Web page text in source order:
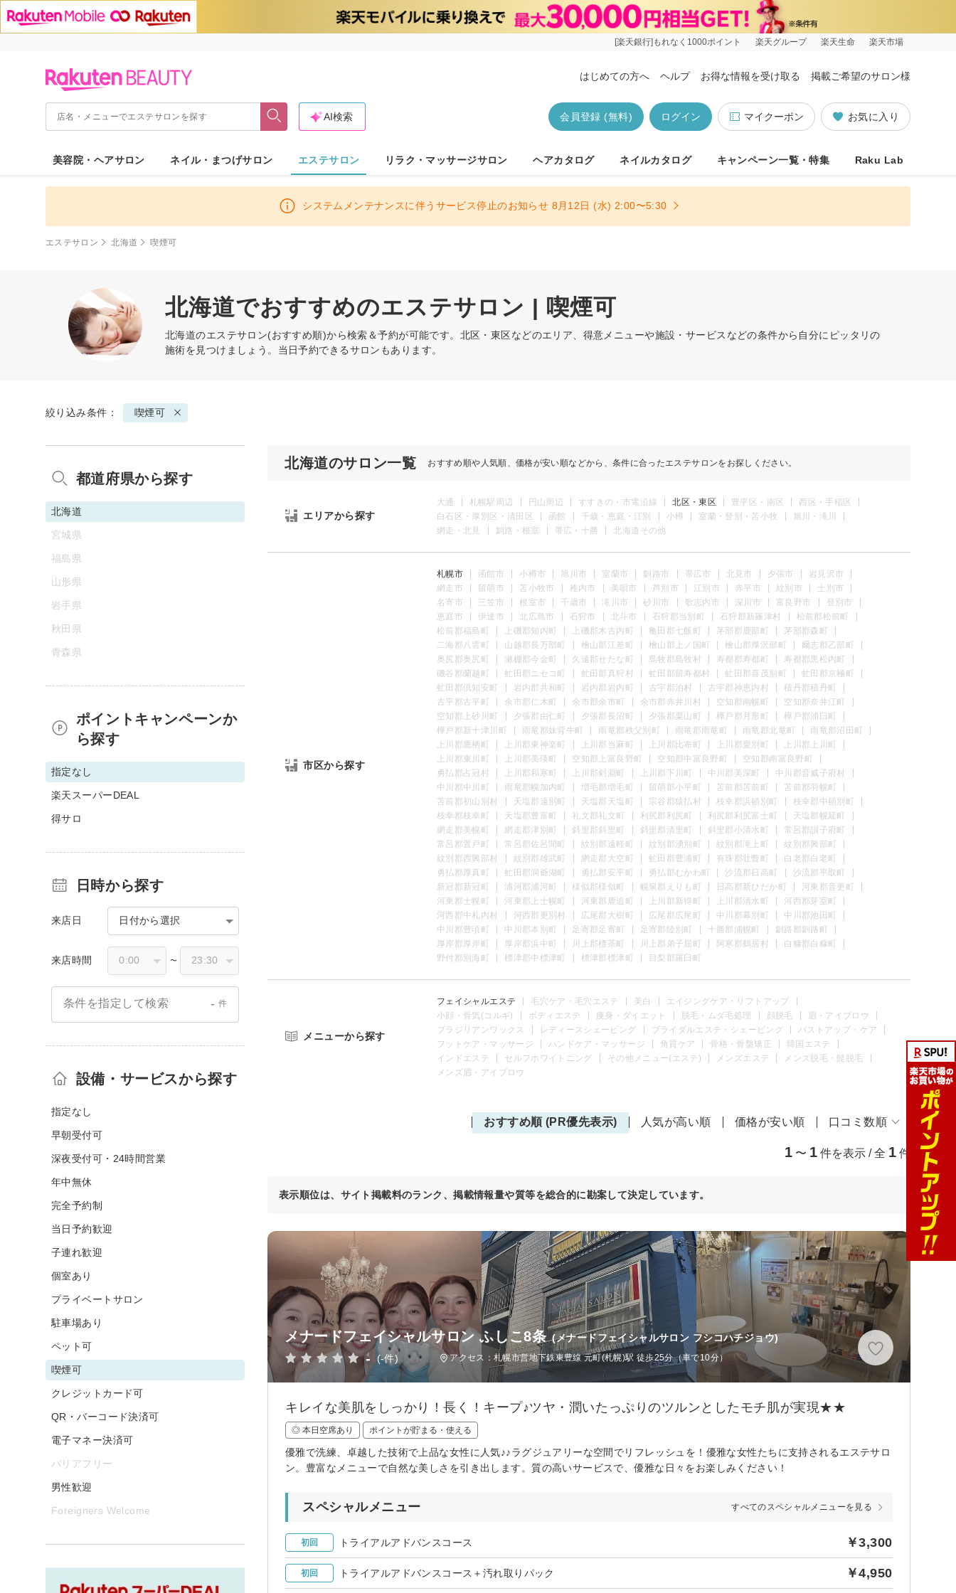
[楽天銀行]もれなく1000ポイント 楽天グループ 楽天生命 楽天市場
はじめての方へ ヘルプ お得な情報を受け取る 掲載ご希望のサロン様
お気に入り
マイクーポン
ログイン
会員登録 (無料)
AI検索
美容院・ヘアサロン ネイル・まつげサロン エステサロン リラク・マッサージサロン ヘアカタログ ネイルカタログ キャンペーン一覧・特集 Raku Lab
システムメンテナンスに伴うサービス停止のお知らせ 8月12日 (水) 2:00〜5:30
エステサロン 北海道 喫煙可
北海道でおすすめのエステサロン | 喫煙可
北海道のエステサロン(おすすめ順)から検索＆予約が可能です。北区・東区などのエリア、得意メニューや施設・サービスなどの条件から自分にピッタリの
施術を見つけましょう。当日予約できるサロンもあります。
絞り込み条件： 喫煙可
北海道のサロン一覧 おすすめ順や人気順、価格が安い順などから、条件に合ったエステサロンをお探しください。
エリアから探す
大通 札幌駅周辺 円山周辺 すすきの・市電沿線 北区・東区 豊平区・南区
西区・手稲区
白石区・厚別区・清田区
函館 千歳・恵庭・江別 小樽 室蘭・登別・苫小牧
旭川・滝川
網走・北見
釧路・根室 帯広・十勝 北海道その他
市区から探す
札幌市 函館市 小樽市 旭川市 室蘭市 釧路市 帯広市 北見市 夕張市
岩見沢市
網走市
留萌市 苫小牧市 稚内市 美唄市 芦別市 江別市 赤平市 紋別市
士別市
名寄市
三笠市 根室市 千歳市 滝川市 砂川市 歌志内市 深川市 富良野市
登別市
恵庭市
伊達市 北広島市 石狩市 北斗市 石狩郡当別町 石狩郡新篠津村
松前郡松前町
松前郡福島町
上磯郡知内町 上磯郡木古内町 亀田郡七飯町 茅部郡鹿部町
茅部郡森町
二海郡八雲町
山越郡長万部町 檜山郡江差町 檜山郡上ノ国町 檜山郡厚沢部町
爾志郡乙部町
奥尻郡奥尻町
瀬棚郡今金町 久遠郡せたな町 島牧郡島牧村 寿都郡寿都町
寿都郡黒松内町
磯谷郡蘭越町
虻田郡ニセコ町 虻田郡真狩村 虻田郡留寿都村 虻田郡喜茂別町
虻田郡京極町
虻田郡倶知安町
岩内郡共和町 岩内郡岩内町 古宇郡泊村 古宇郡神恵内村
積丹郡積丹町
古平郡古平町
余市郡仁木町 余市郡余市町 余市郡赤井川村 空知郡南幌町
空知郡奈井江町
空知郡上砂川町
夕張郡由仁町 夕張郡長沼町 夕張郡栗山町 樺戸郡月形町
樺戸郡浦臼町
樺戸郡新十津川町
雨竜郡妹背牛町 雨竜郡秩父別町 雨竜郡雨竜町 雨竜郡北竜町
雨竜郡沼田町
上川郡鷹栖町
上川郡東神楽町 上川郡当麻町 上川郡比布町 上川郡愛別町
上川郡上川町
上川郡東川町
上川郡美瑛町 空知郡上富良野町 空知郡中富良野町
空知郡南富良野町
勇払郡占冠村
上川郡和寒町 上川郡剣淵町 上川郡下川町 中川郡美深町
中川郡音威子府村
中川郡中川町
雨竜郡幌加内町 増毛郡増毛町 留萌郡小平町 苫前郡苫前町
苫前郡羽幌町
苫前郡初山別村
天塩郡遠別町 天塩郡天塩町 宗谷郡猿払村 枝幸郡浜頓別町
枝幸郡中頓別町
枝幸郡枝幸町
天塩郡豊富町 礼文郡礼文町 利尻郡利尻町 利尻郡利尻富士町
天塩郡幌延町
網走郡美幌町
網走郡津別町 斜里郡斜里町 斜里郡清里町 斜里郡小清水町
常呂郡訓子府町
常呂郡置戸町
常呂郡佐呂間町 紋別郡遠軽町 紋別郡湧別町 紋別郡滝上町
紋別郡興部町
紋別郡西興部村
紋別郡雄武町 網走郡大空町 虻田郡豊浦町 有珠郡壮瞥町
白老郡白老町
勇払郡厚真町
虻田郡洞爺湖町 勇払郡安平町 勇払郡むかわ町 沙流郡日高町
沙流郡平取町
新冠郡新冠町
浦河郡浦河町 様似郡様似町 幌泉郡えりも町 日高郡新ひだか町
河東郡音更町
河東郡士幌町
河東郡上士幌町 河東郡鹿追町 上川郡新得町 上川郡清水町
河西郡芽室町
河西郡中札内村
河西郡更別村 広尾郡大樹町 広尾郡広尾町 中川郡幕別町
中川郡池田町
中川郡豊頃町
中川郡本別町 足寄郡足寄町 足寄郡陸別町 十勝郡浦幌町
釧路郡釧路町
厚岸郡厚岸町
厚岸郡浜中町 川上郡標茶町 川上郡弟子屈町 阿寒郡鶴居村
白糠郡白糠町
野付郡別海町
標津郡中標津町 標津郡標津町 目梨郡羅臼町
メニューから探す
フェイシャルエステ 毛穴ケア・毛穴エステ 美白
エイジングケア・リフトアップ
小顔・骨気(コルギ)
ボディエステ 痩身・ダイエット 脱毛・ムダ毛処理 顔脱毛
眉・アイブロウ
ブラジリアンワックス
レディースシェービング ブライダルエステ・シェービング
バストアップ・ケア
フットケア・マッサージ
ハンドケア・マッサージ 角質ケア 骨格・骨盤矯正
韓国エステ
インドエステ
セルフホワイトニング その他メニュー(エステ) メンズエステ
メンズ脱毛・髭脱毛
メンズ眉・アイブロウ
おすすめ順 (PR優先表示) 人気が高い順 価格が安い順 口コミ数順
1 〜 1 件を表示 / 全 1 件
表示順位は、サイト掲載料のランク、掲載情報量や質等を総合的に勘案して決定しています。
メナードフェイシャルサロン ふしこ8条 (メナードフェイシャルサロン フシコハチジョウ)
- (-件) アクセス：札幌市営地下鉄東豊線 元町(札幌)駅 徒歩25分（車で10分）
キレイな美肌をしっかり！長く！キープ♪ツヤ・潤いたっぷりのツルンとしたモチ肌が実現★★
◎ 本日空席あり ポイントが貯まる・使える
優雅で洗練、卓越した技術で上品な女性に人気♪♪ラグジュアリーな空間でリフレッシュを！優雅な女性たちに支持されるエステサロ
ン。豊富なメニューで自然な美しさを引き出します。質の高いサービスで、優雅な日々をお楽しみください！
スペシャルメニュー すべてのスペシャルメニューを見る
初回 トライアルアドバンスコース ￥3,300
初回 トライアルアドバンスコース＋汚れ取りパック ￥4,950
都道府県から探す
北海道
宮城県
福島県
山形県
岩手県
秋田県
青森県
ポイントキャンペーンか
ら探す
指定なし
楽天スーパーDEAL
得サロ
日時から探す
来店日 日付から選択
来店時間 〜
条件を指定して検索 - 件
設備・サービスから探す
指定なし
早朝受付可
深夜受付可・24時間営業
年中無休
完全予約制
当日予約歓迎
子連れ歓迎
個室あり
プライベートサロン
駐車場あり
ペット可
喫煙可
クレジットカード可
QR・バーコード決済可
電子マネー決済可
バリアフリー
男性歓迎
Foreigners Welcome